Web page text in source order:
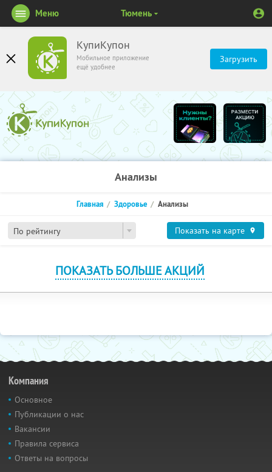
КупиКупон
Мобильное приложение
ещё удобнее
Загрузить
Меню Тюмень
Анализы
По рейтингу
Главная Здоровье Анализы
Показать на карте
ПОКАЗАТЬ БОЛЬШЕ АКЦИЙ
Компания
Основное
Публикации о нас
Вакансии
Правила сервиса
Ответы на вопросы